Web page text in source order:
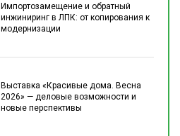
Импортозамещение и обратный
инжиниринг в ЛПК: от копирования к
модернизации
Выставка «Красивые дома. Весна
2026» — деловые возможности и
новые перспективы